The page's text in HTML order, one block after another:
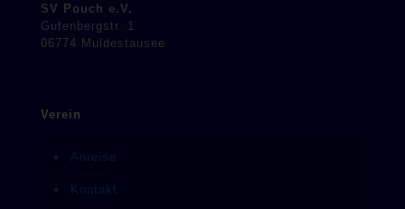
SV Pouch e.V.
Gutenbergstr. 1
06774 Muldestausee
Verein
Anreise
Kontakt